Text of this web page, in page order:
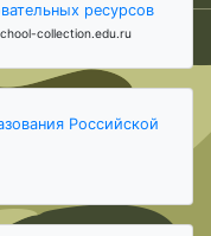
ресурсов
collection.edu.ru
Российской